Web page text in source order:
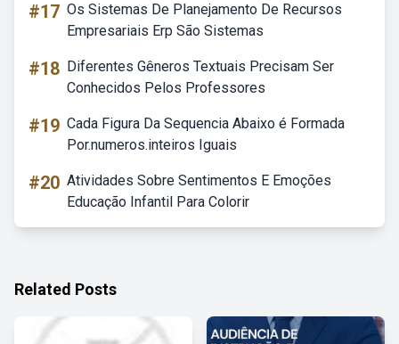
#17 Os Sistemas De Planejamento De Recursos
Empresariais Erp São Sistemas
#18 Diferentes Gêneros Textuais Precisam Ser
Conhecidos Pelos Professores
#19 Cada Figura Da Sequencia Abaixo é Formada
Por.numeros.inteiros Iguais
#20 Atividades Sobre Sentimentos E Emoções
Educação Infantil Para Colorir
Related Posts